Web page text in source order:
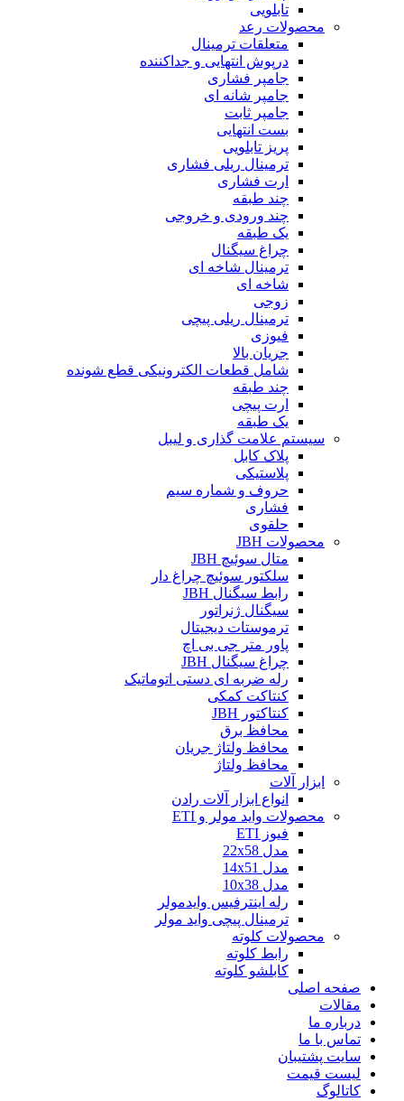
تابلویی
محصولات رعد
متعلقات ترمینال
درپوش انتهایی و جداکننده
جامپر فشاری
جامپر شانه ای
جامپر ثابت
بست انتهایی
پریز تابلویی
ترمینال ریلی فشاری
ارت فشاری
چند طبقه
چند ورودی و خروجی
یک طبقه
چراغ سیگنال
ترمینال شاخه ای
شاخه ای
زوجی
ترمینال ریلی پیچی
فیوزی
جریان بالا
شامل قطعات الکترونیکی قطع شونده
چند طبقه
ارت پیچی
یک طبقه
سیستم علامت گذاری و لیبل
پلاک کابل
پلاستیکی
حروف و شماره سیم
فشاری
حلقوی
محصولات JBH
متال سوئیچ JBH
سلکتور سوئیچ چراغ دار
رابط سیگنال JBH
سیگنال ژنراتور
ترموستات دیجیتال
پاور متر جی بی اچ
چراغ سیگنال JBH
رله ضربه ای دستی اتوماتیک
کنتاکت کمکی
کنتاکتور JBH
محافظ برق
محافظ ولتاژ جریان
محافظ ولتاژ
ابزار آلات
انواع ابزار آلات رادن
محصولات واید مولر و ETI
فیوز ETI
مدل 22x58
مدل 14x51
مدل 10x38
رله اینترفیس وایدمولر
ترمینال پیچی واید مولر
محصولات کلوته
رابط کلوته
کابلشو کلوته
صفحه اصلی
مقالات
درباره ما
تماس با ما
سایت پشتیبان
لیست قیمت
کاتالوگ